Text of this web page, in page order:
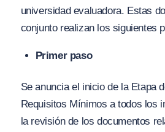
universidad evaluadora. Estas
conjunto realizan los siguientes
Primer paso
Se anuncia el inicio de la Etapa
Requisitos Mínimos a todos los
la revisión de los documentos